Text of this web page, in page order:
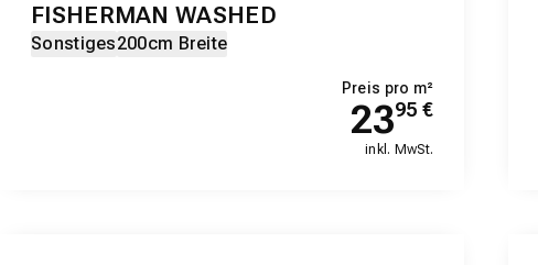
FISHERMAN WASHED
Sonstiges200cm Breite
Preis pro m²
2395 €
inkl. MwSt.